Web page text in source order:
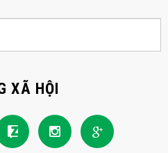
XÃ HỘI